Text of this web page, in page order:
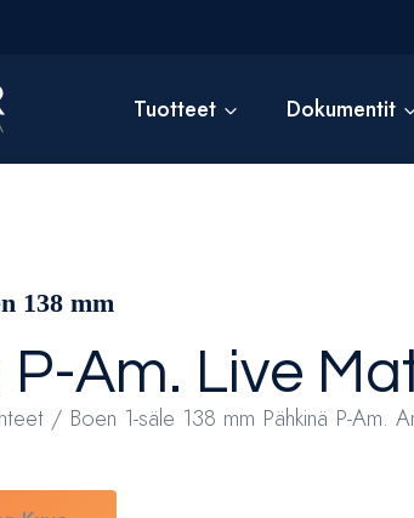
Tuotteet Dokumentit
138 mm
P-Am. Live
/ Boen 1-säle 138 mm Pähkinä P-Am.